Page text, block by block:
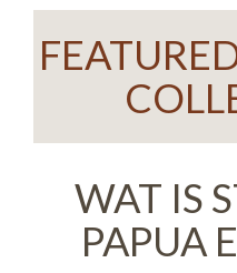
WAT IS
PAPUA